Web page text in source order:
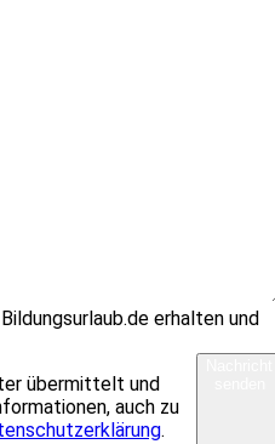
erhalten und
übermittelt und
auch zu
.